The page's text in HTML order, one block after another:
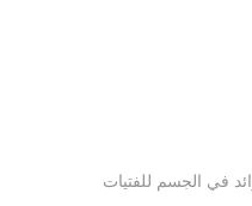
في الجسم للفتيات